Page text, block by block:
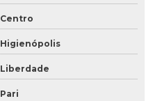
Centro
Higienópolis
Liberdade
Pari